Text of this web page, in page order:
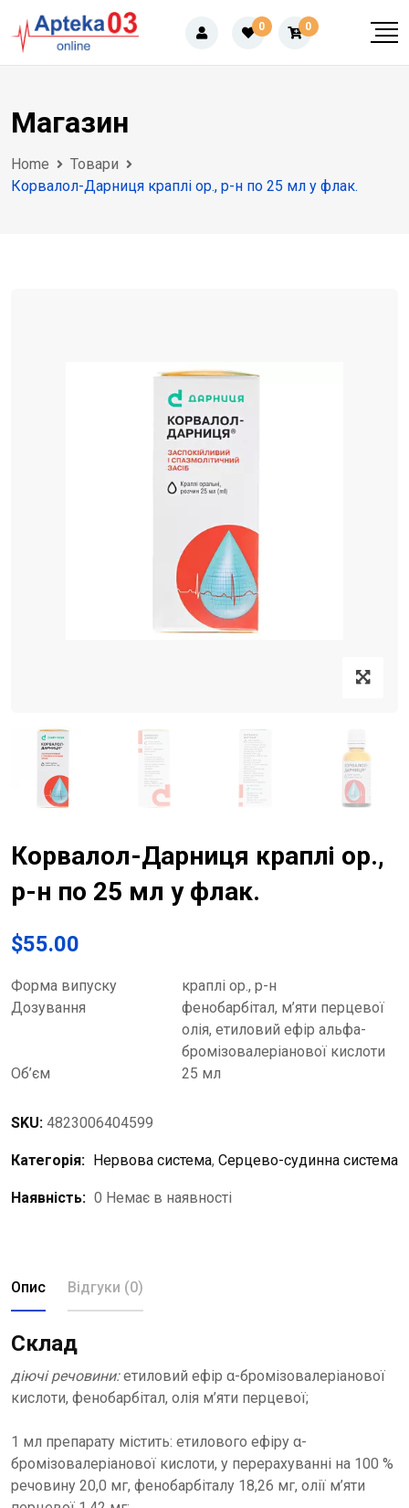
to
content
0 0
Магазин
Home
Товари
Корвалол-Дарниця краплі ор., р-н по 25 мл у флак.
Корвалол-Дарниця краплі ор.,
р-н по 25 мл у флак.
$55.00
Форма випуску
краплі ор., р-н
Дозування
фенобарбітал, м’яти перцевої
олія, етиловий ефір aльфа-
бромізовалеріанової кислоти
Об’єм
25 мл
SKU: 4823006404599
Категорія: Нервова система, Серцево-судинна система
Наявність: 0 Немає в наявності
Опис Відгуки (0)
Склад
діючі речовини:етиловий ефір α-бромізовалеріанової
кислоти, фенобарбітал, олія м’яти перцевої;
1 мл препарату містить: етилового ефіру α-
бромізовалеріанової кислоти, у перерахуванні на 100 %
речовину 20,0 мг, фенобарбіталу 18,26 мг, олії м’яти